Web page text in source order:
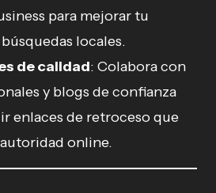
para mejorar tu
locales.
de calidad: Colabora con
y blogs de confianza
enlaces de retroceso que
online.